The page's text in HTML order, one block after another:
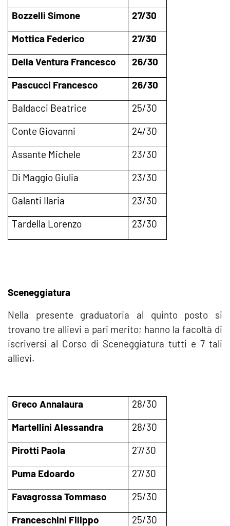
Bozzelli Simone
27/30
Mottica Federico
27/30
Della Ventura Francesco
26/30
Pascucci Francesco
26/30
Baldacci Beatrice
25/30
Conte Giovanni
24/30
Assante Michele
23/30
Di Maggio Giulia
23/30
Galanti Ilaria
23/30
Tardella Lorenzo
23/30
Sceneggiatura
Nella presente graduatoria al quinto posto si
trovano tre allievi a pari merito; hanno la facoltà di
iscriversi al Corso di Sceneggiatura tutti e 7 tali
allievi.
Greco Annalaura
28/30
Martellini Alessandra
28/30
Pirotti Paola
27/30
Puma Edoardo
27/30
Favagrossa Tommaso
25/30
Franceschini Filippo
25/30